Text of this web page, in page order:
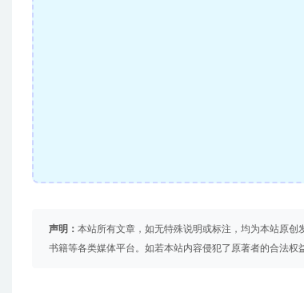
声明： 本站所有文章，如无特殊说明或标注，均为本站原创
书籍等各类媒体平台。如若本站内容侵犯了原著者的合法权